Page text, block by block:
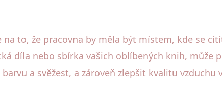
to, že pracovna by měla být místem, kde se
díla nebo sbírka vašich oblíbených knih, může
a svěžest, a zároveň zlepšit kvalitu vzduchu